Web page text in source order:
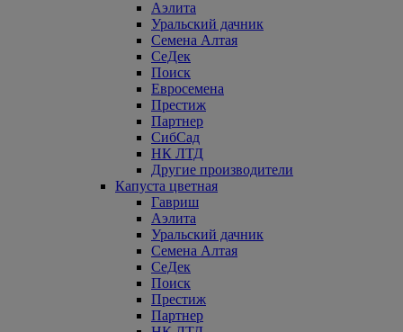
Аэлита
Уральский дачник
Семена Алтая
СеДек
Поиск
Евросемена
Престиж
Партнер
СибСад
НК ЛТД
Другие производители
Капуста цветная
Гавриш
Аэлита
Уральский дачник
Семена Алтая
СеДек
Поиск
Престиж
Партнер